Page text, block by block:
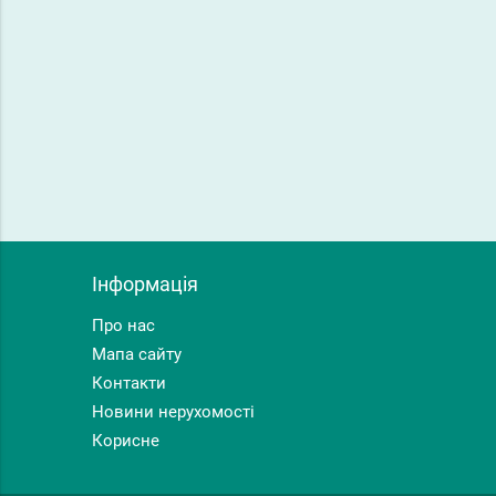
Інформація
Про нас
Мапа сайту
Контакти
Новини нерухомості
Корисне